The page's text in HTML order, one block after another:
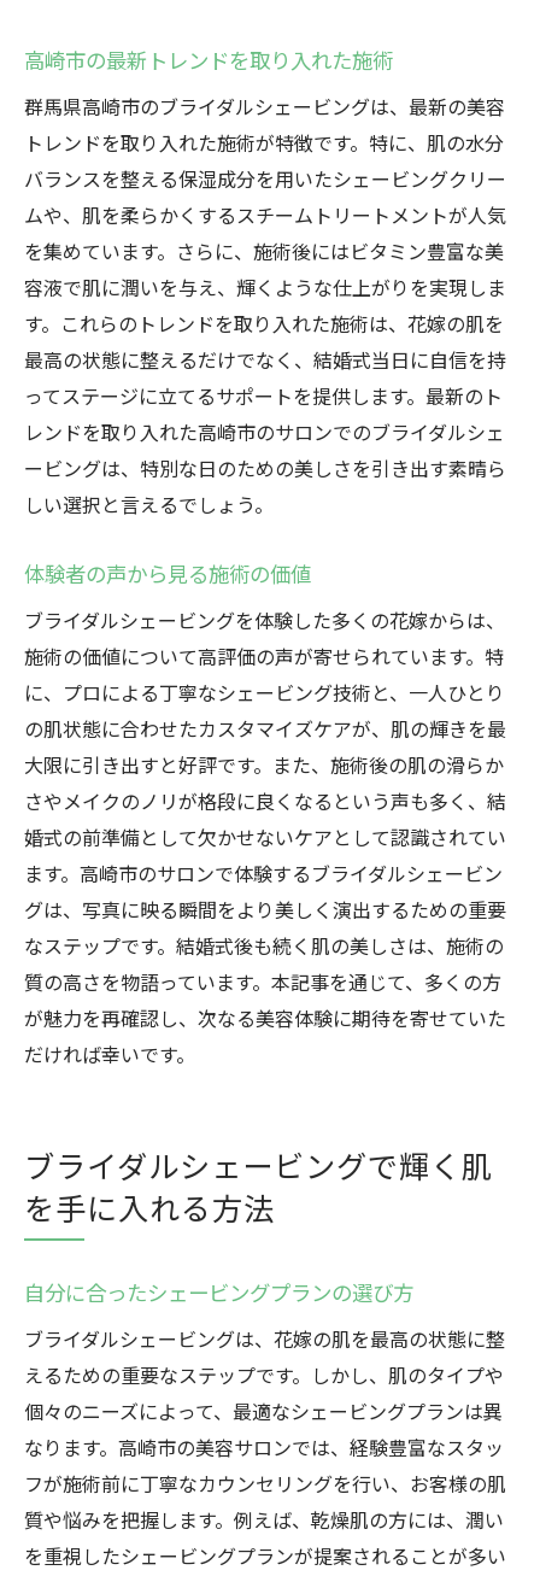
高崎市の最新トレンドを取り入れた施術
群馬県高崎市のブライダルシェービングは、最新の美容
トレンドを取り入れた施術が特徴です。特に、肌の水分
バランスを整える保湿成分を用いたシェービングクリー
ムや、肌を柔らかくするスチームトリートメントが人気
を集めています。さらに、施術後にはビタミン豊富な美
容液で肌に潤いを与え、輝くような仕上がりを実現しま
す。これらのトレンドを取り入れた施術は、花嫁の肌を
最高の状態に整えるだけでなく、結婚式当日に自信を持
ってステージに立てるサポートを提供します。最新のト
レンドを取り入れた高崎市のサロンでのブライダルシェ
ービングは、特別な日のための美しさを引き出す素晴ら
しい選択と言えるでしょう。
体験者の声から見る施術の価値
ブライダルシェービングを体験した多くの花嫁からは、
施術の価値について高評価の声が寄せられています。特
に、プロによる丁寧なシェービング技術と、一人ひとり
の肌状態に合わせたカスタマイズケアが、肌の輝きを最
大限に引き出すと好評です。また、施術後の肌の滑らか
さやメイクのノリが格段に良くなるという声も多く、結
婚式の前準備として欠かせないケアとして認識されてい
ます。高崎市のサロンで体験するブライダルシェービン
グは、写真に映る瞬間をより美しく演出するための重要
なステップです。結婚式後も続く肌の美しさは、施術の
質の高さを物語っています。本記事を通じて、多くの方
が魅力を再確認し、次なる美容体験に期待を寄せていた
だければ幸いです。
ブライダルシェービングで輝く肌
を手に入れる方法
自分に合ったシェービングプランの選び方
ブライダルシェービングは、花嫁の肌を最高の状態に整
えるための重要なステップです。しかし、肌のタイプや
個々のニーズによって、最適なシェービングプランは異
なります。高崎市の美容サロンでは、経験豊富なスタッ
フが施術前に丁寧なカウンセリングを行い、お客様の肌
質や悩みを把握します。例えば、乾燥肌の方には、潤い
を重視したシェービングプランが提案されることが多い